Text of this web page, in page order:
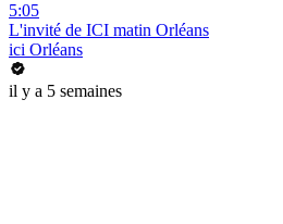
5:05
L'invité de ICI matin Orléans
ici Orléans
il y a 5 semaines